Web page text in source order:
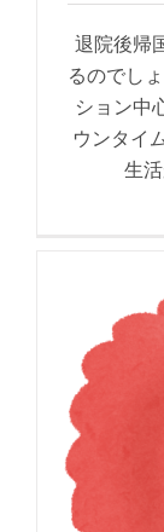
退院後帰
るのでし
ション中
ウンタイ
生